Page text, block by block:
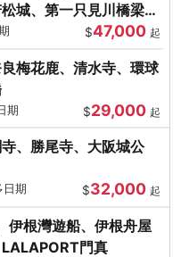
城、第一只見川橋梁、
$47,000 起
梅花鹿、清水寺、環球
期 $29,000 起
、勝尾寺、大阪城公
期 $32,000 起
伊根灣遊船、伊根舟屋
門真